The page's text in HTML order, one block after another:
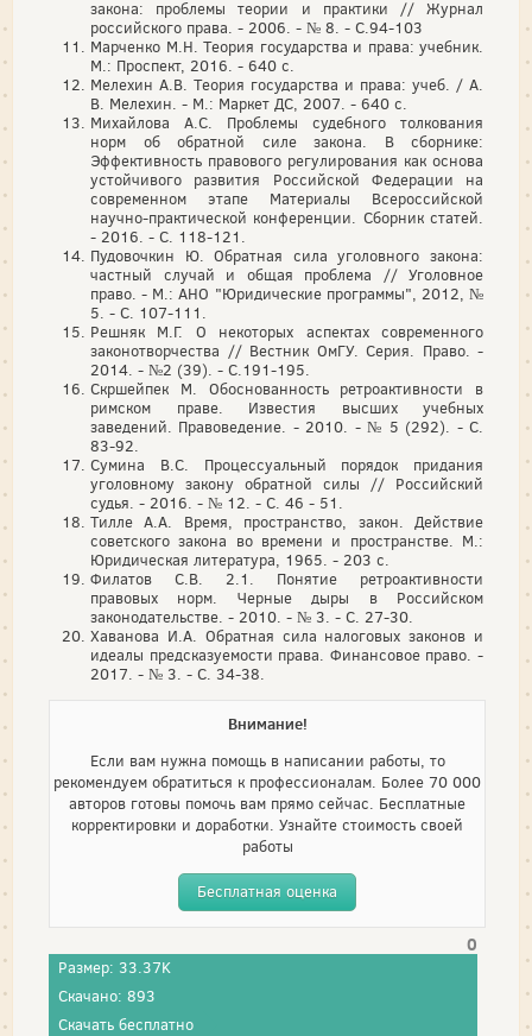
закона: проблемы теории и практики // Журнал
российского права. - 2006. - № 8. - С.94-103
Марченко М.Н. Теория государства и права: учебник.
М.: Проспект, 2016. - 640 с.
Мелехин А.В. Теория государства и права: учеб. / А.
В. Мелехин. - М.: Маркет ДС, 2007. - 640 с.
Михайлова А.С. Проблемы судебного толкования
норм об обратной силе закона. В сборнике:
Эффективность правового регулирования как основа
устойчивого развития Российской Федерации на
современном этапе Материалы Всероссийской
научно-практической конференции. Сборник статей.
- 2016. - С. 118-121.
Пудовочкин Ю. Обратная сила уголовного закона:
частный случай и общая проблема // Уголовное
право. - М.: АНО "Юридические программы", 2012, №
5. - С. 107-111.
Решняк М.Г. О некоторых аспектах современного
законотворчества // Вестник ОмГУ. Серия. Право. -
2014. - №2 (39). - С.191-195.
Скршейпек М. Обоснованность ретроактивности в
римском праве. Известия высших учебных
заведений. Правоведение. - 2010. - № 5 (292). - С.
83-92.
Сумина В.С. Процессуальный порядок придания
уголовному закону обратной силы // Российский
судья. - 2016. - № 12. - С. 46 - 51.
Тилле А.А. Время, пространство, закон. Действие
советского закона во времени и пространстве. М.:
Юридическая литература, 1965. - 203 с.
Филатов С.В. 2.1. Понятие ретроактивности
правовых норм. Черные дыры в Российском
законодательстве. - 2010. - № 3. - С. 27-30.
Хаванова И.А. Обратная сила налоговых законов и
идеалы предсказуемости права. Финансовое право. -
2017. - № 3. - С. 34-38.
Внимание!
Если вам нужна помощь в написании работы, то
рекомендуем обратиться к профессионалам. Более 70 000
авторов готовы помочь вам прямо сейчас. Бесплатные
корректировки и доработки. Узнайте стоимость своей
работы
Бесплатная оценка
0
Размер: 33.37K
Скачано: 893
Скачать бесплатно